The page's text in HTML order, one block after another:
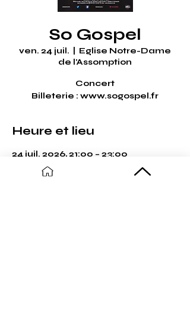
So Gospel
ven. 24 juil.
Eglise Notre-Dame
de l'Assomption
Concert
Billeterie : www.sogospel.fr
Heure et lieu
24 juil. 2026, 21:00 – 23:00
Eglise Notre-Dame de
l'Assomption, Grand Place, 59122